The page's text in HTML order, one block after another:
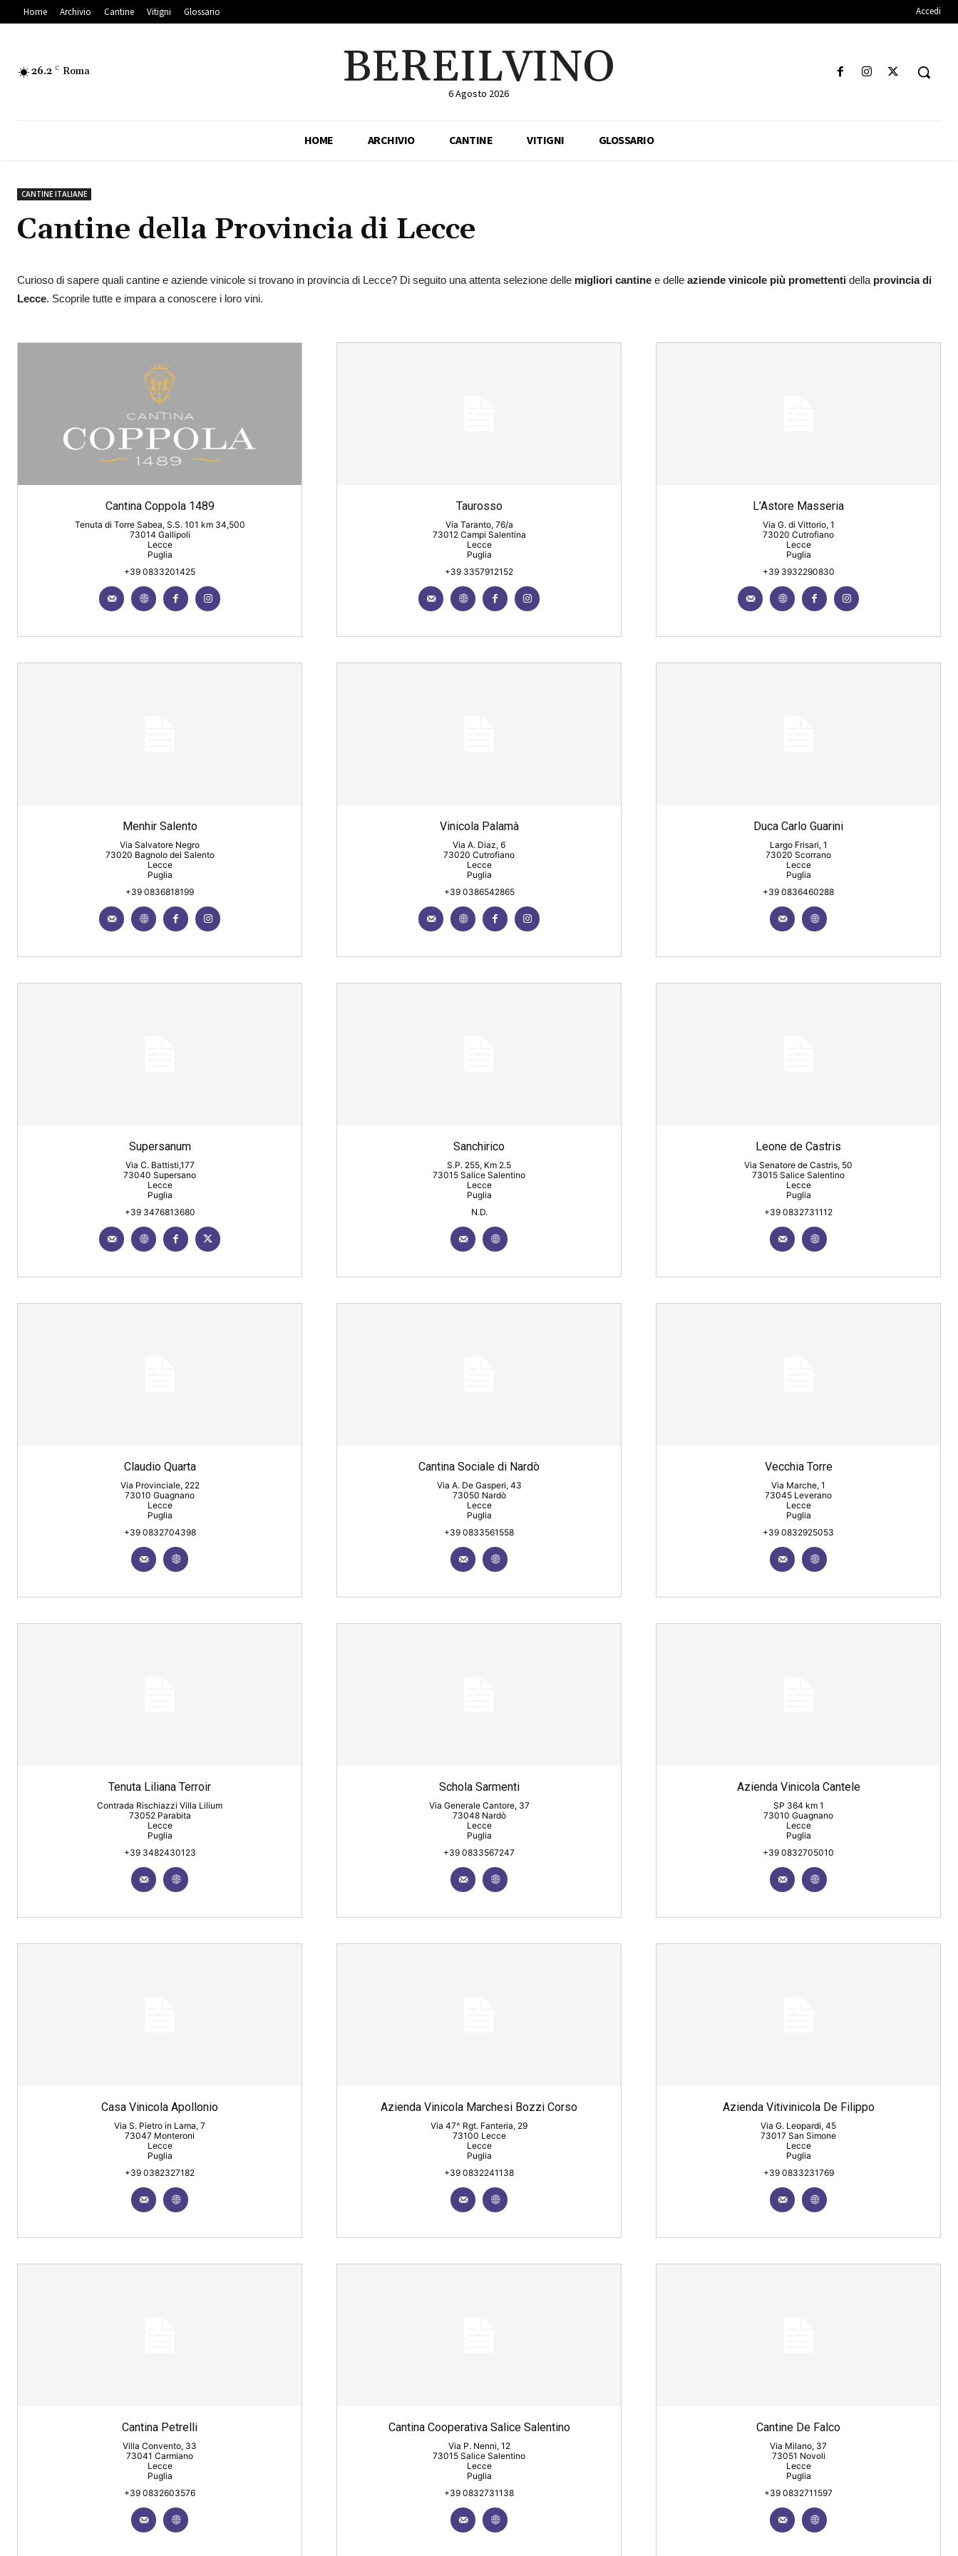
Home Archivio Cantine Vitigni Glossario Accedi
26.2 C Roma BEREILVINO
6 Agosto 2026
HOME ARCHIVIO CANTINE VITIGNI GLOSSARIO
CANTINE ITALIANE
Cantine della Provincia di Lecce
Curioso di sapere quali cantine e aziende vinicole si trovano in provincia di Lecce? Di seguito una attenta selezione delle migliori cantine e delle aziende vinicole più promettenti della provincia di
Lecce. Scoprile tutte e impara a conoscere i loro vini.
Cantina Coppola 1489
Tenuta di Torre Sabea, S.S. 101 km 34,500
73014 Gallipoli
Lecce
Puglia
+39 0833201425
Taurosso
Via Taranto, 76/a
73012 Campi Salentina
Lecce
Puglia
+39 3357912152
L’Astore Masseria
Via G. di Vittorio, 1
73020 Cutrofiano
Lecce
Puglia
+39 3932290830
Menhir Salento
Via Salvatore Negro
73020 Bagnolo del Salento
Lecce
Puglia
+39 0836818199
Vinicola Palamà
Via A. Diaz, 6
73020 Cutrofiano
Lecce
Puglia
+39 0386542865
Duca Carlo Guarini
Largo Frisari, 1
73020 Scorrano
Lecce
Puglia
+39 0836460288
Supersanum
Via C. Battisti,177
73040 Supersano
Lecce
Puglia
+39 3476813680
Sanchirico
S.P. 255, Km 2.5
73015 Salice Salentino
Lecce
Puglia
N.D.
Leone de Castris
Via Senatore de Castris, 50
73015 Salice Salentino
Lecce
Puglia
+39 0832731112
Claudio Quarta
Via Provinciale, 222
73010 Guagnano
Lecce
Puglia
+39 0832704398
Cantina Sociale di Nardò
Via A. De Gasperi, 43
73050 Nardò
Lecce
Puglia
+39 0833561558
Vecchia Torre
Via Marche, 1
73045 Leverano
Lecce
Puglia
+39 0832925053
Tenuta Liliana Terroir
Contrada Rischiazzi Villa Lilium
73052 Parabita
Lecce
Puglia
+39 3482430123
Schola Sarmenti
Via Generale Cantore, 37
73048 Nardò
Lecce
Puglia
+39 0833567247
Azienda Vinicola Cantele
SP 364 km 1
73010 Guagnano
Lecce
Puglia
+39 0832705010
Casa Vinicola Apollonio
Via S. Pietro in Lama, 7
73047 Monteroni
Lecce
Puglia
+39 0382327182
Azienda Vinicola Marchesi Bozzi Corso
Via 47^ Rgt. Fanteria, 29
73100 Lecce
Lecce
Puglia
+39 0832241138
Azienda Vitivinicola De Filippo
Via G. Leopardi, 45
73017 San Simone
Lecce
Puglia
+39 0833231769
Cantina Petrelli
Villa Convento, 33
73041 Carmiano
Lecce
Puglia
+39 0832603576
Cantina Cooperativa Salice Salentino
Via P. Nenni, 12
73015 Salice Salentino
Lecce
Puglia
+39 0832731138
Cantine De Falco
Via Milano, 37
73051 Novoli
Lecce
Puglia
+39 0832711597